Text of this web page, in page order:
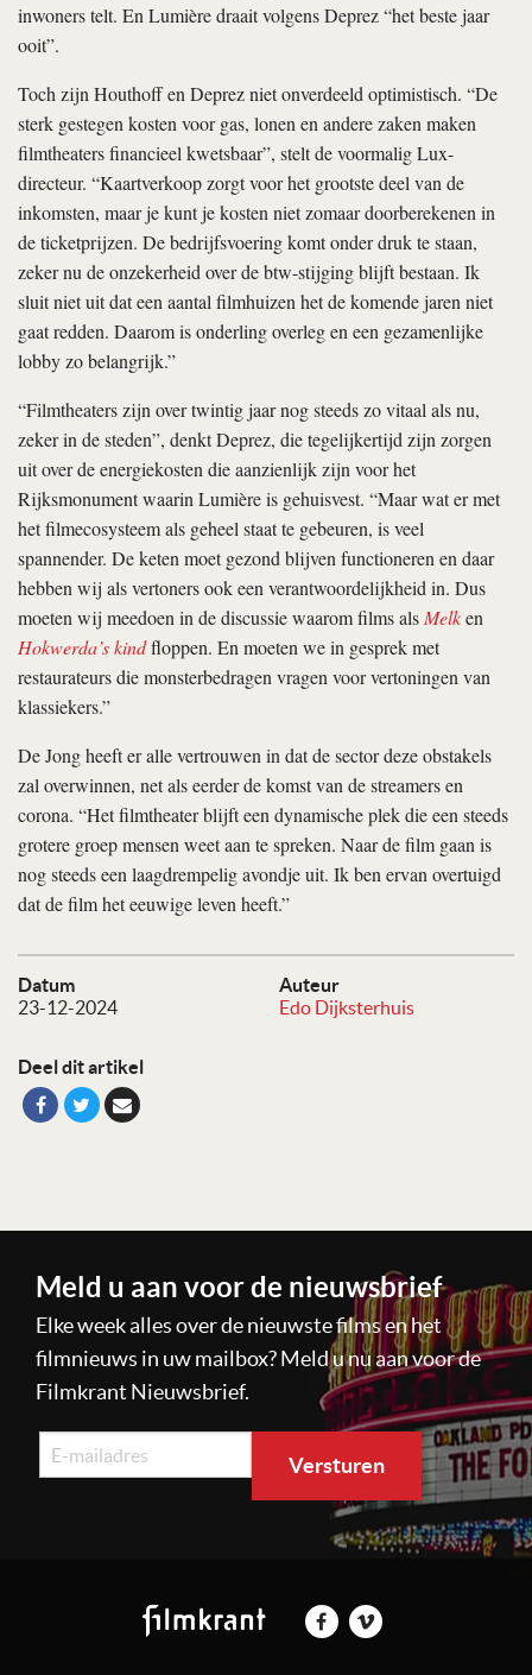
Datum
23-12-2024
Auteur
Edo Dijksterhuis
Deel dit artikel
inwoners telt. En Lumière draait volgens Deprez “het beste jaar
ooit”.
Toch zijn Houthoff en Deprez niet onverdeeld optimistisch. “De
sterk gestegen kosten voor gas, lonen en andere zaken maken
filmtheaters financieel kwetsbaar”, stelt de voormalig Lux-
directeur. “Kaartverkoop zorgt voor het grootste deel van de
inkomsten, maar je kunt je kosten niet zomaar doorberekenen in
de ticketprijzen. De bedrijfsvoering komt onder druk te staan,
zeker nu de onzekerheid over de btw-stijging blijft bestaan. Ik
sluit niet uit dat een aantal filmhuizen het de komende jaren niet
gaat redden. Daarom is onderling overleg en een gezamenlijke
lobby zo belangrijk.”
“Filmtheaters zijn over twintig jaar nog steeds zo vitaal als nu,
zeker in de steden”, denkt Deprez, die tegelijkertijd zijn zorgen
uit over de energiekosten die aanzienlijk zijn voor het
Rijksmonument waarin Lumière is gehuisvest. “Maar wat er met
het filmecosysteem als geheel staat te gebeuren, is veel
spannender. De keten moet gezond blijven functioneren en daar
hebben wij als vertoners ook een verantwoordelijkheid in. Dus
moeten wij meedoen in de discussie waarom films alsMelken
Hokwerda’s kindfloppen. En moeten we in gesprek met
restaurateurs die monsterbedragen vragen voor vertoningen van
klassiekers.”
De Jong heeft er alle vertrouwen in dat de sector deze obstakels
zal overwinnen, net als eerder de komst van de streamers en
corona. “Het filmtheater blijft een dynamische plek die een steeds
grotere groep mensen weet aan te spreken. Naar de film gaan is
nog steeds een laagdrempelig avondje uit. Ik ben ervan overtuigd
dat de film het eeuwige leven heeft.”
Meld u aan voor de nieuwsbrief
Elke week alles over de nieuwste films en het
filmnieuws in uw mailbox? Meld u nu aan voor de
Filmkrant Nieuwsbrief.